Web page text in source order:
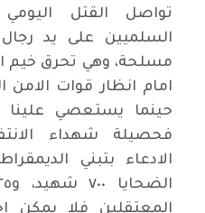
تواصل القتل
السلميين على يد
مسلحة، وهي تحرق خيم
امام انظار قوات الامن
حينما يستعصي علينا
فحصيلة شهداء
الادعاء بتبني
المعتقلين فلا يمكن